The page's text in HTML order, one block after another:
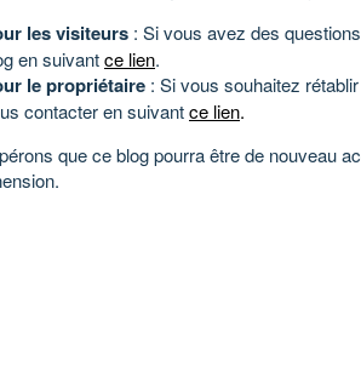
les visiteurs : Si vous avez des
en suivantce lien.
le propriétaire : Si vous souhaitez
contacter en suivantce lien.
que ce blog pourra être de nouveau